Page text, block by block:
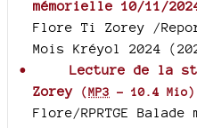
mémorielle 10/11/
Flore Ti Zorey /
Mois Kréyol 2024
Lecture de la
Zorey
(MP3 - 10.4 Mio)
Flore/RPRTGE